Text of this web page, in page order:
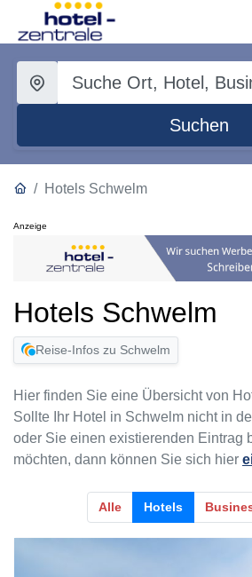
Suchen
Hotels Schwelm
Anzeige
Hotels Schwelm
Reise-Infos zu Schwelm
Hier finden Sie eine Übersicht von
Sollte Ihr Hotel in Schwelm nicht in
oder Sie einen existierenden Eintrag
möchten, dann können Sie sich hier
Alle Hotels